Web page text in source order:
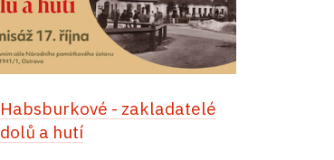
Habsburkové - zakladatelé
dolů a hutí